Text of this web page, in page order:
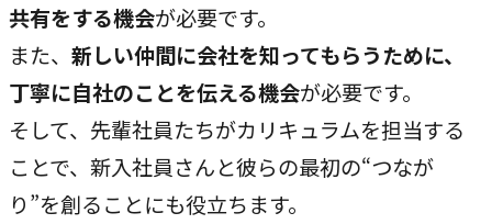
共有をする機会が必要です。
また、 新しい仲間に会社を知ってもらうために、
丁寧に自社のことを伝える機会が必要です。
そして、先輩社員たちがカリキュラムを担当する
ことで、新入社員さんと彼らの最初の“つなが
り”を創ることにも役立ちます。